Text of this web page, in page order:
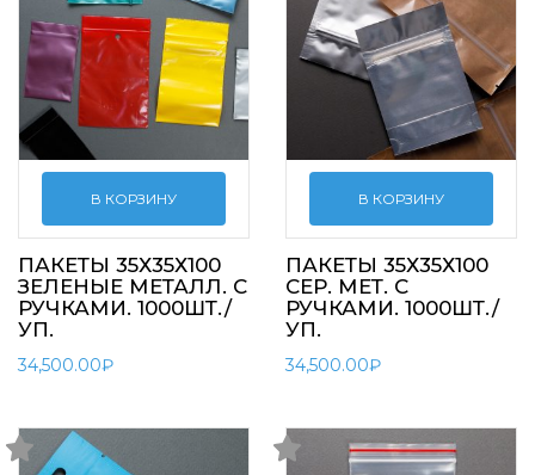
В КОРЗИНУ
ПАКЕТЫ 35Х35Х100
ЗЕЛЕНЫЕ МЕТАЛЛ. С
РУЧКАМИ. 1000ШТ./
УП.
34,500.00₽
В КОРЗИНУ
ПАКЕТЫ 35Х35Х100
СЕР. МЕТ. С
РУЧКАМИ. 1000ШТ./
УП.
34,500.00₽